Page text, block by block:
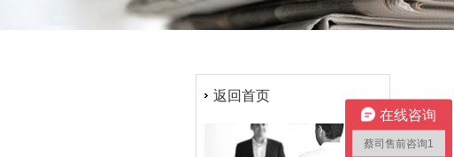
返回首页
在线咨询
蔡司售前咨询1